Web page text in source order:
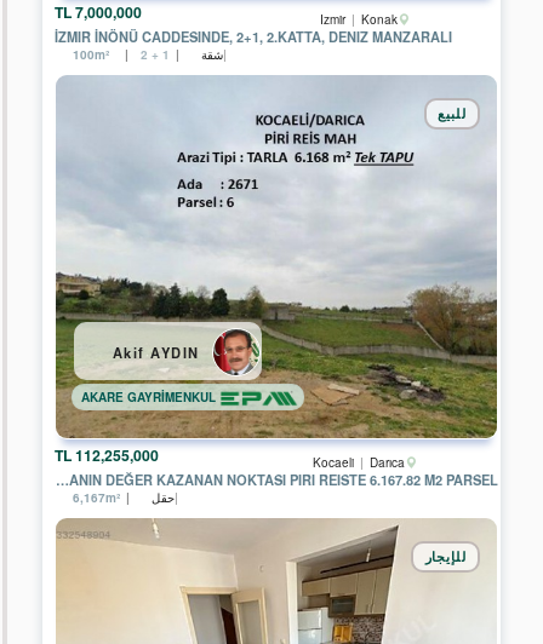
EPA
MERCAN
GAYRİMENKUL
GAYRİMENKUL
EPA
İNCİ
GAYRİMENKUL
EPA
KULE
GAYRİMENKUL
EPA
KONUT
GAYRİMENKUL
7,000,000 TL Izmir Konak
İZMIR İNÖNÜ CADDESINDE, 2+1, 2.KATTA, DENIZ MANZARALI
شقة 100m² 2 + 1
112,255,000 TL Kocaeli Darıca
DARICANIN DEĞER KAZANAN NOKTASI PIRI REISTE 6.167.82 M2 PARSEL
للبيع
حقل 6,167m²
Akif AYDIN
للإيجار